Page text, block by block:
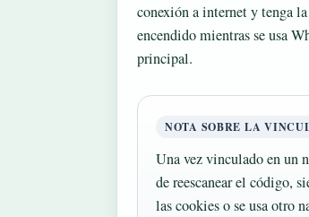
conexión a internet y tenga
encendido mientras se usa
principal.
NOTA SOBRE LA
Una vez vinculado en un
de reescanear el código,
las cookies o se usa otro